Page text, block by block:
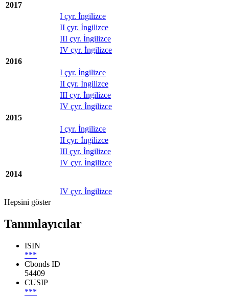
2017
I çyr. İngilizce
II çyr. İngilizce
III çyr. İngilizce
IV çyr. İngilizce
2016
I çyr. İngilizce
II çyr. İngilizce
III çyr. İngilizce
IV çyr. İngilizce
2015
I çyr. İngilizce
II çyr. İngilizce
III çyr. İngilizce
IV çyr. İngilizce
2014
IV çyr. İngilizce
Hepsini göster
Tanımlayıcılar
ISIN
***
Cbonds ID
54409
CUSIP
***